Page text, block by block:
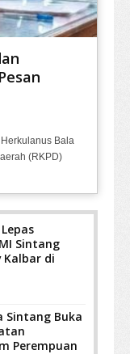
Bala
(RKPD)
Sintang
Kalbar di
Sintang Buka
Perempuan